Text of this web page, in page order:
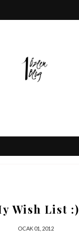
Wish List :)
OCAK 01, 2012